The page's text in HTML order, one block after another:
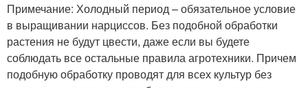
Примечание: Холодный период – обязательное условие
в выращивании нарциссов. Без подобной обработки
растения не будут цвести, даже если вы будете
соблюдать все остальные правила агротехники. Причем
подобную обработку проводят для всех культур без